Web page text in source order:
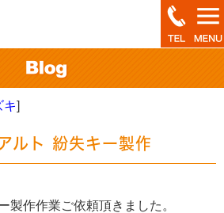
キ]
ルト 紛失キー製作
製作作業ご依頼頂きました。